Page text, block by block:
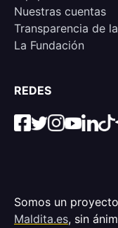
Nuestras cuentas
Transparencia de
La Fundación
REDES
Somos un
Maldita.es, sin